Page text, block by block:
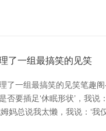
了一组最搞笑的见笑
一组最搞笑的见笑笔趣
要插足‘休眠形状’，我
妈总说我太懒，我说：‘